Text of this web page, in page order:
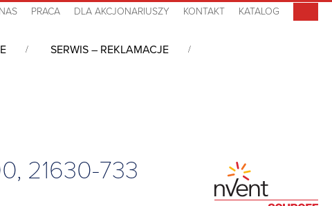
PRACA DLA AKCJONARIUSZY KONTAKT KATALOG
SERWIS – REKLAMACJE
21630-733